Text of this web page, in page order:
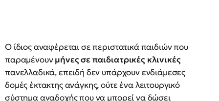
Ο ίδιος αναφέρεται σε περιστατικά παιδιών που
παραμένουνμήνες σε παιδιατρικές κλινικές
πανελλαδικά, επειδή δεν υπάρχουν ενδιάμεσες
δομές έκτακτης ανάγκης, ούτε ένα λειτουργικό
σύστημα αναδοχής που να μπορεί να δώσει